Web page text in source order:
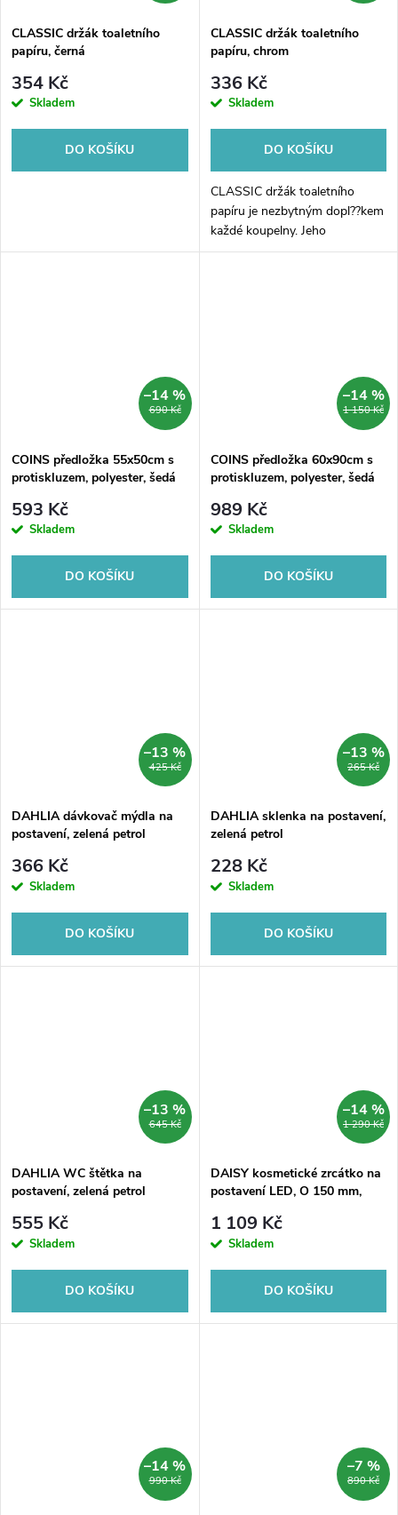
CLASSIC držák toaletního
papíru, černá
354 Kč
Skladem
DO KOŠÍKU
CLASSIC držák toaletního
papíru, chrom
336 Kč
Skladem
DO KOŠÍKU
CLASSIC držák toaletního
papíru je nezbytným dopl??kem
každé koupelny. Jeho
jednoduchý a elegantní design
690 Kč
–14 %
COINS předložka 55x50cm s
protiskluzem, polyester, šedá
593 Kč
Skladem
DO KOŠÍKU
1 150 Kč
–14 %
COINS předložka 60x90cm s
protiskluzem, polyester, šedá
989 Kč
Skladem
DO KOŠÍKU
425 Kč
–13 %
DAHLIA dávkovač mýdla na
postavení, zelená petrol
366 Kč
Skladem
DO KOŠÍKU
265 Kč
–13 %
DAHLIA sklenka na postavení,
zelená petrol
228 Kč
Skladem
DO KOŠÍKU
645 Kč
–13 %
DAHLIA WC štětka na
postavení, zelená petrol
555 Kč
Skladem
DO KOŠÍKU
1 290 Kč
–14 %
DAISY kosmetické zrcátko na
postavení LED, O 150 mm,
1 109 Kč
Skladem
DO KOŠÍKU
990 Kč
–14 %
890 Kč
–7 %